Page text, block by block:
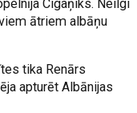
Cigaņiks. Neilgi
ātriem albāņu
tika Renārs
apturēt Albānijas